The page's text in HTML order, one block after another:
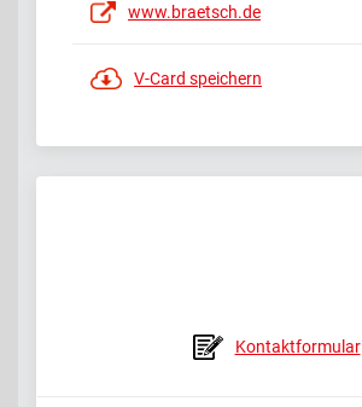
www.braetsch.de
V-Card speichern
Kontaktformular